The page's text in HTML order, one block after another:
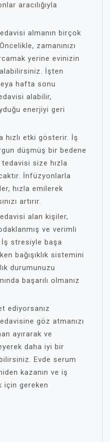
aracılığıyla
almanın birçok
zamanınızı
yerine evinizin
İşten
hafta sonu
alabilir,
enerjiyi geri
hızlı etki gösterir. İş
düşmüş bir bedene
size hızla
İnfüzyonlarla
hızla emilerek
artırır.
alan kişiler,
ve verimli
stresiyle başa
bağışıklık sistemini
durumunuzu
başarılı olmanız
ediyorsanız
göz atmanızı
ayırarak ve
daha iyi bir
Evde serum
kazanın ve iş
için gereken